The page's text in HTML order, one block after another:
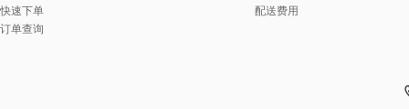
快速下单
订单查询
配送费用